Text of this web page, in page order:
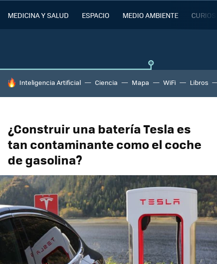
MEDICINA Y SALUD ESPACIO MEDIO AMBIENTE
HOY SE HABLA DE
Inteligencia Artificial Ciencia Mapa WiFi Libros
¿Construir una batería Tesla es
tan contaminante como el coche
de gasolina?